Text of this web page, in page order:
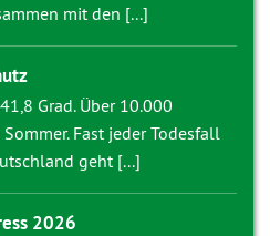
mit den [...]
Grad. Über 10.000
Fast jeder Todesfall
geht [...]
2026